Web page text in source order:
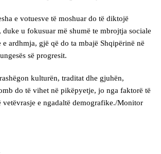
e votuesve të moshuar do të diktojë
duke u fokusuar më shumë te mbrojtja sociale
ardhmja, gjë që do ta mbajë Shqipërinë në
së progresit.
kulturën, traditat dhe gjuhën,
do të vihet në pikëpyetje, jo nga faktorë të
vetëvrasje e ngadaltë demografike./Monitor